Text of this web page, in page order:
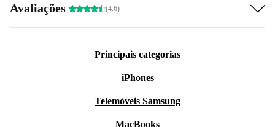
Avaliações (4.6)
Principais categorias
iPhones
Telemóveis Samsung
MacBooks